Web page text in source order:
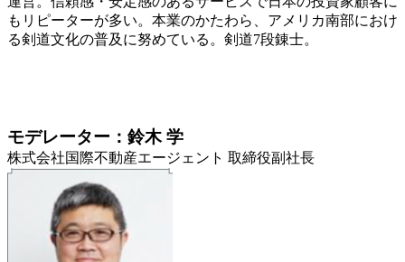
もリピーターが多い。本業のかたわら、アメリカ南部におけ
る剣道文化の普及に努めている。剣道7段錬士。
モデレーター：鈴木 学
株式会社国際不動産エージェント 取締役副社長